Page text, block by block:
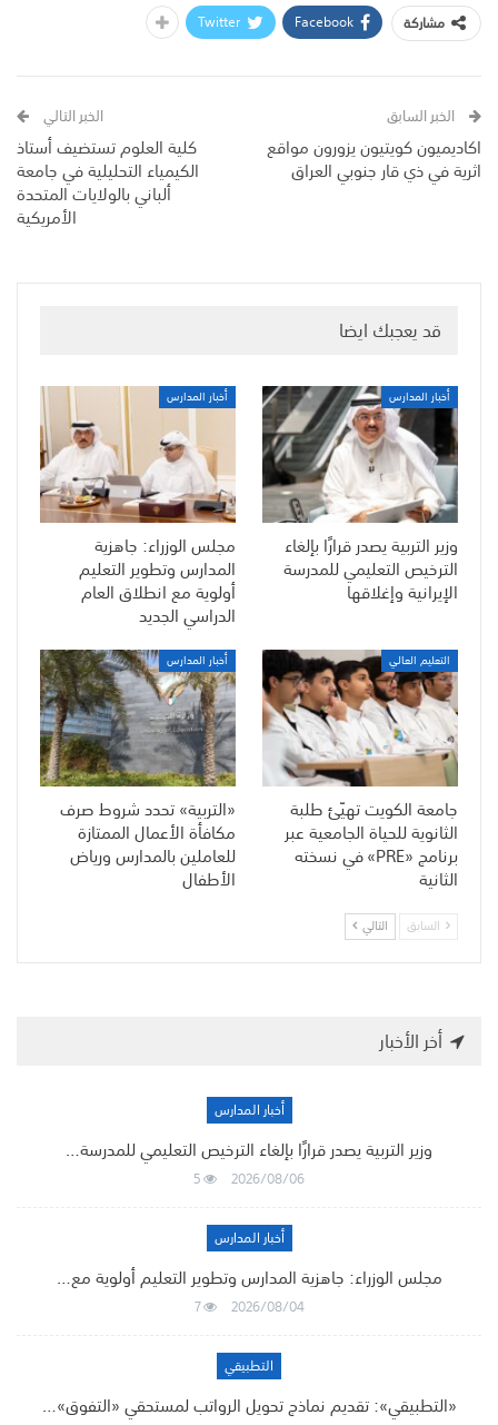
مشاركة
Facebook
Twitter
الخبر السابق
اكاديميون كويتيون يزورون مواقع
اثرية في ذي قار جنوبي العراق
الخبر التالي
كلية العلوم تستضيف أستاذ
الكيمياء التحليلية في جامعة
ألباني بالولايات المتحدة
الأمريكية
قد يعجبك ايضا
أخبار المدارس
وزير التربية يصدر قرارًا بإلغاء
الترخيص التعليمي للمدرسة
الإيرانية وإغلاقها
أخبار المدارس
مجلس الوزراء: جاهزية
المدارس وتطوير التعليم
أولوية مع انطلاق العام
الدراسي الجديد
التعليم العالي
جامعة الكويت تهيّئ طلبة
الثانوية للحياة الجامعية عبر
برنامج «PRE» في نسخته
الثانية
أخبار المدارس
«التربية» تحدد شروط صرف
مكافأة الأعمال الممتازة
للعاملين بالمدارس ورياض
الأطفال
السابق التالي
أخر الأخبار
أخبار المدارس
وزير التربية يصدر قرارًا بإلغاء الترخيص التعليمي للمدرسة…
2026/08/06
5
أخبار المدارس
مجلس الوزراء: جاهزية المدارس وتطوير التعليم أولوية مع…
2026/08/04
7
التطبيقي
«التطبيقي»: تقديم نماذج تحويل الرواتب لمستحقي «التفوق»…